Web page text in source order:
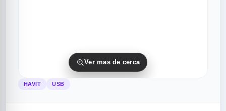
Ver mas de cerca
HAVIT USB